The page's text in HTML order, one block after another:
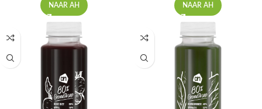
NAAR AH NAAR AH